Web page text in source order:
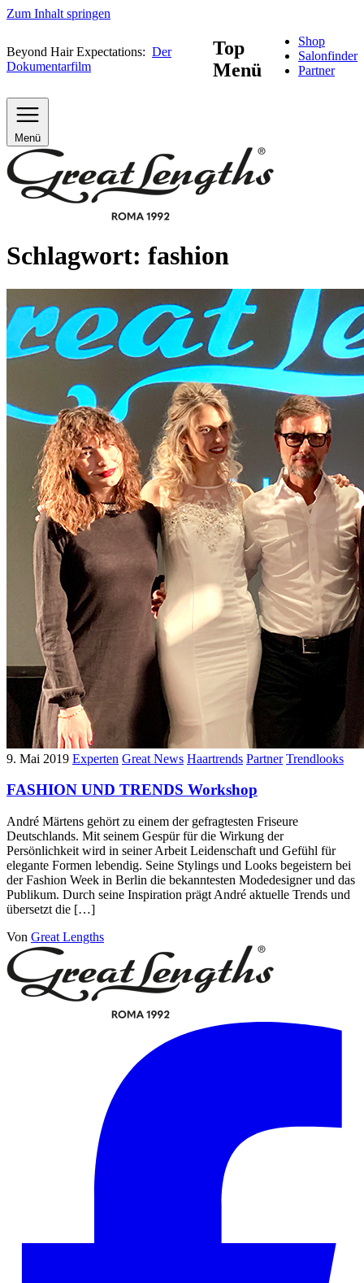
Zum Inhalt springen
Beyond Hair Expectations: Der
Dokumentarfilm
Top
Menü
Shop
Salonfinder
Partner
Menü
Schlagwort: fashion
9. Mai 2019 Experten Great News Haartrends Partner Trendlooks
FASHION UND TRENDS Workshop
André Märtens gehört zu einem der gefragtesten Friseure
Deutschlands. Mit seinem Gespür für die Wirkung der
Persönlichkeit wird in seiner Arbeit Leidenschaft und Gefühl für
elegante Formen lebendig. Seine Stylings und Looks begeistern bei
der Fashion Week in Berlin die bekanntesten Modedesigner und das
Publikum. Durch seine Inspiration prägt André aktuelle Trends und
übersetzt die […]
Von Great Lengths